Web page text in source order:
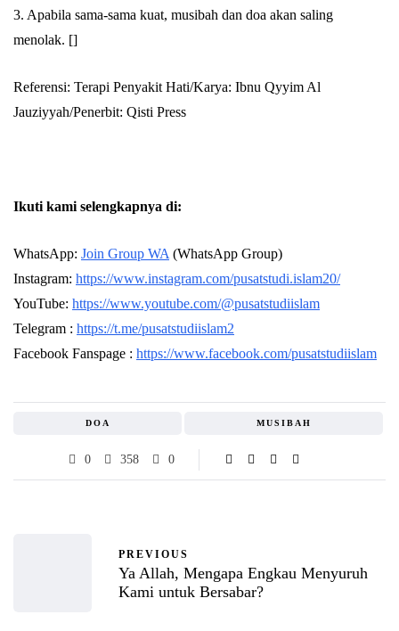
3. Apabila sama-sama kuat, musibah dan doa akan saling
menolak. []
Referensi: Terapi Penyakit Hati/Karya: Ibnu Qyyim Al
Jauziyyah/Penerbit: Qisti Press
Ikuti kami selengkapnya di:
WhatsApp: Join Group WA (WhatsApp Group)
Instagram: https://www.instagram.com/pusatstudi.islam20/
YouTube: https://www.youtube.com/@pusatstudiislam
Telegram : https://t.me/pusatstudiislam2
Facebook Fanspage : https://www.facebook.com/pusatstudiislam
DOA MUSIBAH
0 358 0
PREVIOUS
Ya Allah, Mengapa Engkau Menyuruh
Kami untuk Bersabar?